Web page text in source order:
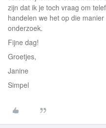
zijn dat ik je toch vraag om
handelen we het op die
onderzoek.
Fijne dag!
Groetjes,
Janine
Simpel